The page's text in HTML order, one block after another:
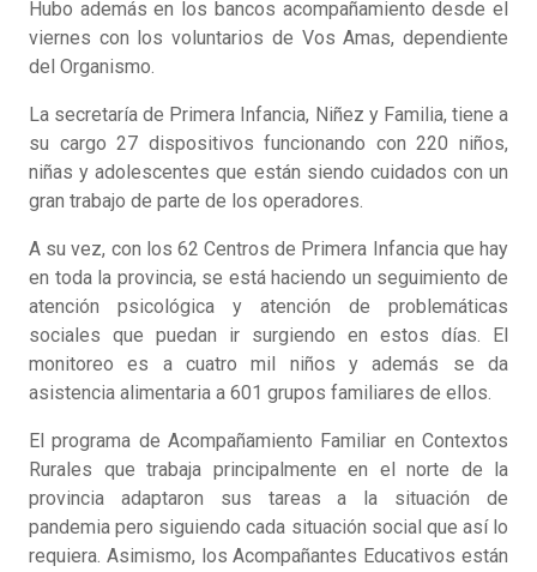
Hubo además en los bancos acompañamiento desde el
viernes con los voluntarios de Vos Amas, dependiente
del Organismo.
La secretaría de Primera Infancia, Niñez y Familia, tiene a
su cargo 27 dispositivos funcionando con 220 niños,
niñas y adolescentes que están siendo cuidados con un
gran trabajo de parte de los operadores.
A su vez, con los 62 Centros de Primera Infancia que hay
en toda la provincia, se está haciendo un seguimiento de
atención psicológica y atención de problemáticas
sociales que puedan ir surgiendo en estos días. El
monitoreo es a cuatro mil niños y además se da
asistencia alimentaria a 601 grupos familiares de ellos.
El programa de Acompañamiento Familiar en Contextos
Rurales que trabaja principalmente en el norte de la
provincia adaptaron sus tareas a la situación de
pandemia pero siguiendo cada situación social que así lo
requiera. Asimismo, los Acompañantes Educativos están